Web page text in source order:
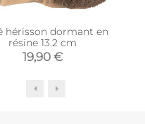
hérisson dormant en
résine 13.2 cm
19,90 €